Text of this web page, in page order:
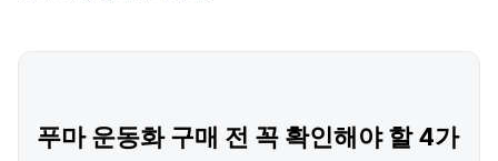
푸마 운동화 구매 전 꼭 확인해야 할 4가